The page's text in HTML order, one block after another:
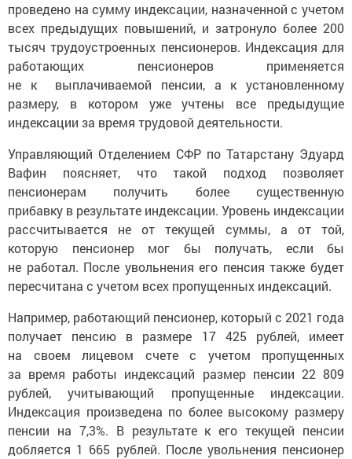
проведено на сумму индексации, назначенной с учетом
всех предыдущих повышений, и затронуло более 200
тысяч трудоустроенных пенсионеров. Индексация для
работающих пенсионеров применяется
не к выплачиваемой пенсии, а к установленному
размеру, в котором уже учтены все предыдущие
индексации за время трудовой деятельности.
Управляющий Отделением СФР по Татарстану Эдуард
Вафин поясняет, что такой подход позволяет
пенсионерам получить более существенную
прибавку в результате индексации. Уровень индексации
рассчитывается не от текущей суммы, а от той,
которую пенсионер мог бы получать, если бы
не работал. После увольнения его пенсия также будет
пересчитана с учетом всех пропущенных индексаций.
Например, работающий пенсионер, который с 2021 года
получает пенсию в размере 17 425 рублей, имеет
на своем лицевом счете с учетом пропущенных
за время работы индексаций размер пенсии 22 809
рублей, учитывающий пропущенные индексации.
Индексация произведена по более высокому размеру
пенсии на 7,3%. В результате к его текущей пенсии
добляется 1 665 рублей. После увольнения пенсионер